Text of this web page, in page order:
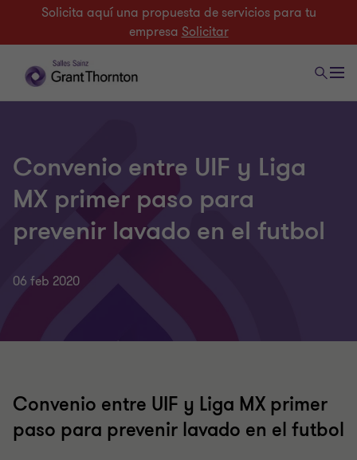
Solicita aquí una propuesta de servicios para tu
empresa Solicitar
Convenio entre UIF y Liga
MX primer paso para
prevenir lavado en el futbol
06 feb 2020
Convenio entre UIF y Liga MX primer
paso para prevenir lavado en el futbol